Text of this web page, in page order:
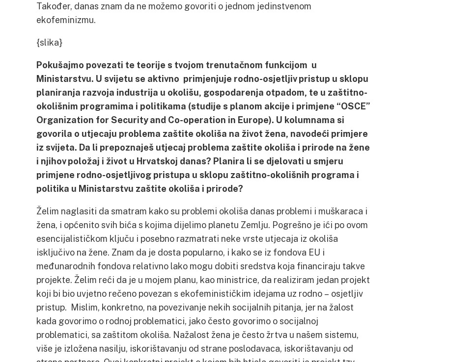
Također, danas znam da ne možemo govoriti o jednom jedinstvenom
ekofeminizmu.
{slika}
Pokušajmo povezati te teorije s tvojom trenutačnom funkcijom u
Ministarstvu. U svijetu se aktivno primjenjuje rodno-osjetljiv pristup u sklopu
planiranja razvoja industrija u okolišu, gospodarenja otpadom, te u zaštitno-
okolišnim programima i politikama (studije s planom akcije i primjene “OSCE”
Organization for Security and Co-operation in Europe). U kolumnama si
govorila o utjecaju problema zaštite okoliša na život žena, navodeći primjere
iz svijeta. Da li prepoznaješ utjecaj problema zaštite okoliša i prirode na žene
i njihov položaj i život u Hrvatskoj danas? Planira li se djelovati u smjeru
primjene rodno-osjetljivog pristupa u sklopu zaštitno-okolišnih programa i
politika u Ministarstvu zaštite okoliša i prirode?
Želim naglasiti da smatram kako su problemi okoliša danas problemi i muškaraca i
žena, i općenito svih bića s kojima dijelimo planetu Zemlju. Pogrešno je ići po ovom
esencijalističkom ključu i posebno razmatrati neke vrste utjecaja iz okoliša
isključivo na žene. Znam da je dosta popularno, i kako se iz fondova EU i
međunarodnih fondova relativno lako mogu dobiti sredstva koja financiraju takve
projekte. Želim reći da je u mojem planu, kao ministrice, da realiziram jedan projekt
koji bi bio uvjetno rečeno povezan s ekofeminističkim idejama uz rodno – osjetljiv
pristup. Mislim, konkretno, na povezivanje nekih socijalnih pitanja, jer na žalost
kada govorimo o rodnoj problematici, jako često govorimo o socijalnoj
problematici, sa zaštitom okoliša. Nažalost žena je često žrtva u našem sistemu,
više je izložena nasilju, iskorištavanju od strane poslodavaca, iskorištavanju od